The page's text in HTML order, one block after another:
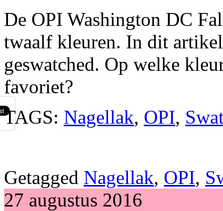
De OPI Washington DC
twaalf kleuren. In dit
geswatched. Op welke
favoriet?
TAGS: Nagellak, OPI,
Getagged Nagellak, OPI,
27 augustus 2016